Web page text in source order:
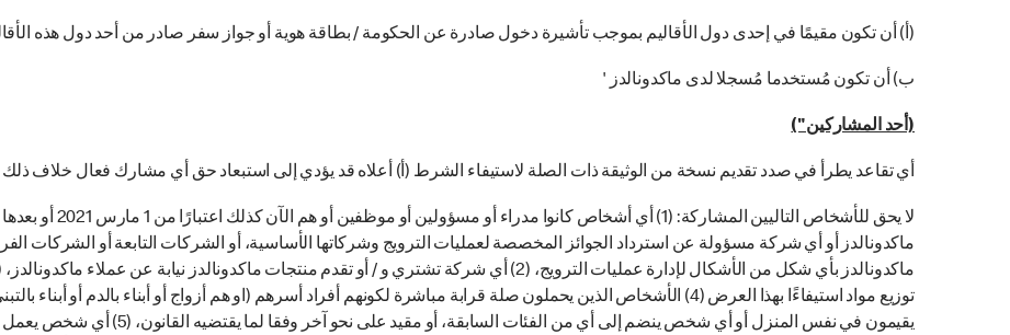
(أ) أن تكون مقيمًا في إحدى دول الأقاليم بموجب تأشيرة دخول صادرة عن الحكومة / بطاقة هوية أو جواز سفر صادر من أحد دول هذه
ب) أن تكون مُستخدما مُسجلا لدى ماكدونالدز '
(أحد المشاركين")
أي تقاعد يطرأ في صدد تقديم نسخة من الوثيقة ذات الصلة لاستيفاء الشرط (أ) أعلاه قد يؤدي إلى استبعاد حق أي مشارك فعال خلاف ذلك
لا یحق للأشخاص
ماكدونالدز أو أي شركة مسؤولة عن استرداد الجوائز المخصصة لعمليات الترويج وشركاتها الأساسية، أو الشركات التابعة أو الشركات
توزيع مواد استيفاءًا بهذا العرض (4) الأشخاص الذين يحملون صلة قرابة مباشرة لكونهم أفراد أسرهم (او هم أزواج أو أبناء بالدم أو